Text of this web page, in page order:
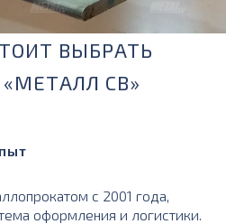
ВЫБРАТЬ
СВ»
с 2001 года,
оформления и логистики.